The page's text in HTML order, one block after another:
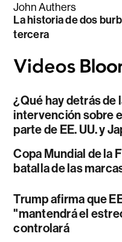
John Authers
La historia de dos
tercera
¿Qué hay detrás de
intervención sobre
parte de EE. UU. y
Copa Mundial de la
batalla de las
Trump afirma que
"mantendrá el
controlará